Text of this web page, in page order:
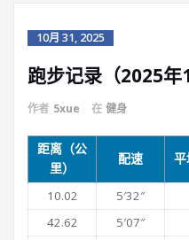
10月 31, 2025
跑步记录（2025年
作者 5xue 在 健身
距离（公
里）
配速 平
10.02 5′32″
42.62
5′07″